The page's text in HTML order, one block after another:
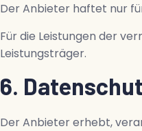
Der Anbieter haftet nur
Für die Leistungen der
Leistungsträger.
6.
Der Anbieter erhebt,